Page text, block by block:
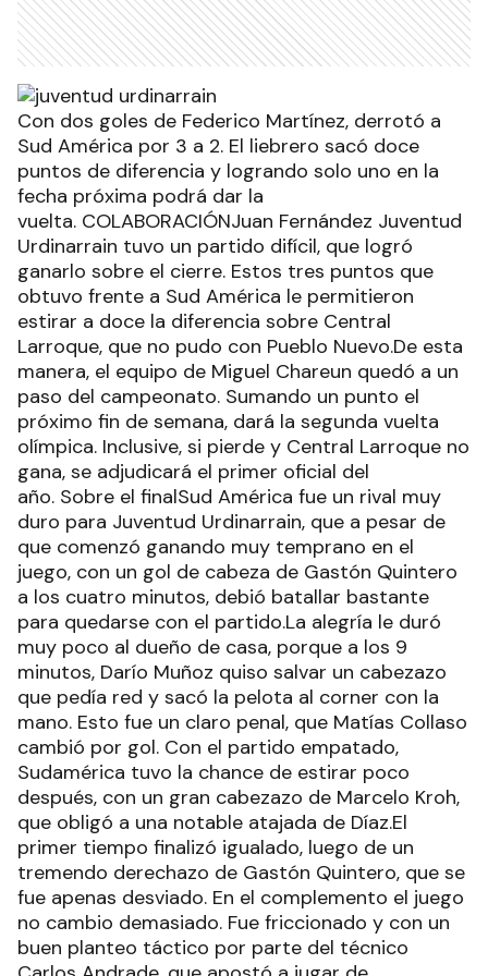
Con dos goles de Federico Martínez, derrotó a
Sud América por 3 a 2. El liebrero sacó doce
puntos de diferencia y logrando solo uno en la
fecha próxima podrá dar la
vuelta. COLABORACIÓNJuan Fernández Juventud
Urdinarrain tuvo un partido difícil, que logró
ganarlo sobre el cierre. Estos tres puntos que
obtuvo frente a Sud América le permitieron
estirar a doce la diferencia sobre Central
Larroque, que no pudo con Pueblo Nuevo.De esta
manera, el equipo de Miguel Chareun quedó a un
paso del campeonato. Sumando un punto el
próximo fin de semana, dará la segunda vuelta
olímpica. Inclusive, si pierde y Central Larroque no
gana, se adjudicará el primer oficial del
año. Sobre el finalSud América fue un rival muy
duro para Juventud Urdinarrain, que a pesar de
que comenzó ganando muy temprano en el
juego, con un gol de cabeza de Gastón Quintero
a los cuatro minutos, debió batallar bastante
para quedarse con el partido.La alegría le duró
muy poco al dueño de casa, porque a los 9
minutos, Darío Muñoz quiso salvar un cabezazo
que pedía red y sacó la pelota al corner con la
mano. Esto fue un claro penal, que Matías Collaso
cambió por gol. Con el partido empatado,
Sudamérica tuvo la chance de estirar poco
después, con un gran cabezazo de Marcelo Kroh,
que obligó a una notable atajada de Díaz.El
primer tiempo finalizó igualado, luego de un
tremendo derechazo de Gastón Quintero, que se
fue apenas desviado. En el complemento el juego
no cambio demasiado. Fue friccionado y con un
buen planteo táctico por parte del técnico